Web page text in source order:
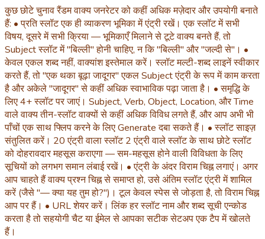
कुछ छोटे चुनाव रैंडम वाक्य जनरेटर को कहीं अधिक मज़ेदार और उपयोगी बनाते
हैं: • प्रति स्लॉट एक ही व्याकरण भूमिका में एंट्री रखें। एक स्लॉट में सभी
विषय, दूसरे में सभी क्रिया — भूमिकाएँ मिलाने से टूटे वाक्य बनते हैं, तो
Subject स्लॉट में "बिल्ली" होनी चाहिए, न कि "बिल्ली" और "जल्दी से"। •
केवल एकल शब्द नहीं, वाक्यांश इस्तेमाल करें। स्लॉट मल्टी-शब्द लाइनें स्वीकार
करते हैं, तो "एक थका बूढ़ा जादूगर" एकल Subject एंट्री के रूप में काम करता
है और अकेले "जादूगर" से कहीं अधिक स्वाभाविक पढ़ा जाता है। • समृद्धि के
लिए 4+ स्लॉट पर जाएं। Subject, Verb, Object, Location, और Time
वाले वाक्य तीन-स्लॉट वाक्यों से कहीं अधिक विविध लगते हैं, और आप अभी भी
पाँचों एक साथ फ्लिप करने के लिए Generate दबा सकते हैं। • स्लॉट साइज़
संतुलित करें। 20 एंट्री वाला स्लॉट 2 एंट्री वाले स्लॉट के साथ छोटे स्लॉट
को दोहरावदार महसूस कराएगा — सम-महसूस होने वाली विविधता के लिए
सूचियों को लगभग समान लंबाई रखें। • एंट्री के अंदर विराम चिह्न लगाएं। अगर
आप चाहते हैं वाक्य प्रश्न चिह्न से समाप्त हो, उसे अंतिम स्लॉट एंट्री में शामिल
करें (जैसे "— क्या यह तुम हो?")। टूल केवल स्पेस से जोड़ता है, तो विराम चिह्न
आप पर हैं। • URL शेयर करें। लिंक हर स्लॉट नाम और शब्द सूची एन्कोड
करता है तो सहयोगी चैट या ईमेल से आपका सटीक सेटअप एक टैप में खोलते
हैं।